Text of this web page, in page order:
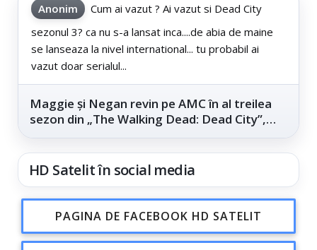
Anonim
Cum ai vazut ? Ai vazut si Dead City
sezonul 3? ca nu s-a lansat inca....de abia de maine
se lanseaza la nivel international... tu probabil ai
vazut doar serialul...
Maggie și Negan revin pe AMC în al treilea
sezon din „The Walking Dead: Dead City”,
HD Satelit în social media
PAGINA DE FACEBOOK HD SATELIT